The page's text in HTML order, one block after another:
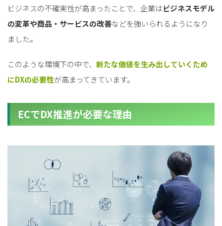
ビジネスの不確実性が高まったことで、企業はビジネスモデル
の変革や商品・サービスの改善などを強いられるようになり
ました。
このような環境下の中で、 新たな価値を生み出していくため
にDXの必要性が高まってきています。
ECでDX推進が必要な理由